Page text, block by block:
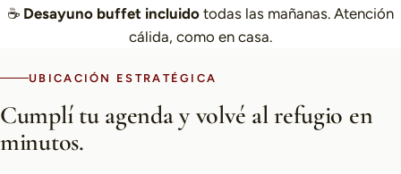
☕ Desayuno buffet incluido todas las mañanas. Atención
cálida, como en casa.
UBICACIÓN ESTRATÉGICA
Cumplí tu agenda y volvé al refugio en
minutos.